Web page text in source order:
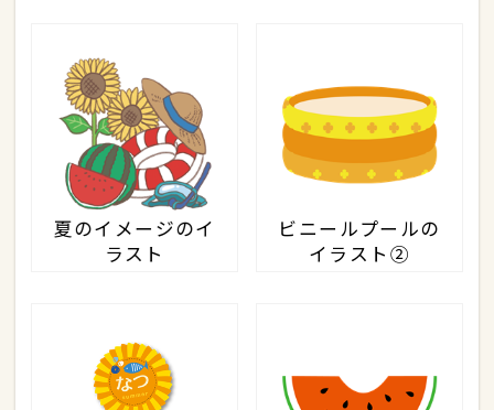
夏のイメージのイ
ラスト
ビニールプールの
イラスト②